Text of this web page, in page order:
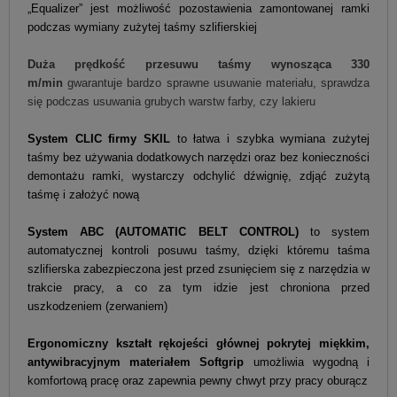
„Equalizer” jest możliwość pozostawienia zamontowanej ramki
podczas wymiany zużytej taśmy szlifierskiej
Duża prędkość przesuwu taśmy wynosząca 330
m/min gwarantuje bardzo sprawne usuwanie materiału, sprawdza
się podczas usuwania grubych warstw farby, czy lakieru
System CLIC firmy SKIL to łatwa i szybka wymiana zużytej
taśmy bez używania dodatkowych narzędzi oraz bez konieczności
demontażu ramki, wystarczy odchylić dźwignię, zdjąć zużytą
taśmę i założyć nową
System ABC (AUTOMATIC BELT CONTROL) to system
automatycznej kontroli posuwu taśmy, dzięki któremu taśma
szlifierska zabezpieczona jest przed zsunięciem się z narzędzia w
trakcie pracy, a co za tym idzie jest chroniona przed
uszkodzeniem (zerwaniem)
Ergonomiczny kształt rękojeści głównej pokrytej miękkim,
antywibracyjnym materiałem
Softgrip umożliwia wygodną i
komfortową pracę oraz zapewnia pewny chwyt przy pracy oburącz